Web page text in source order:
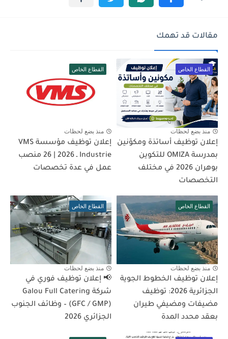
مقالات قد تهمك
القطاع الخاص
منذ بضع لحظات
إعلان توظيف أساتذة ومكوّنين
بمدرسة OMIZA للتكوين
بوهران 2026 في مختلف
التخصصات
القطاع الخاص
منذ بضع لحظات
إعلان توظيف مؤسسة VMS
Industrie ـ 2026 | 26 منصب
عمل في عدة تخصصات
القطاع الخاص
منذ بضع لحظات
إعلان توظيف الخطوط الجوية
الجزائرية 2026: توظيف
مضيفات ومضيفي طيران
بعقد محدد المدة
القطاع الخاص
منذ بضع لحظات
📢 إعلان توظيف فوري في
شركة Galou Full Catering
(GFC / GMP) – وظائف الجنوب
الجزائري 2026